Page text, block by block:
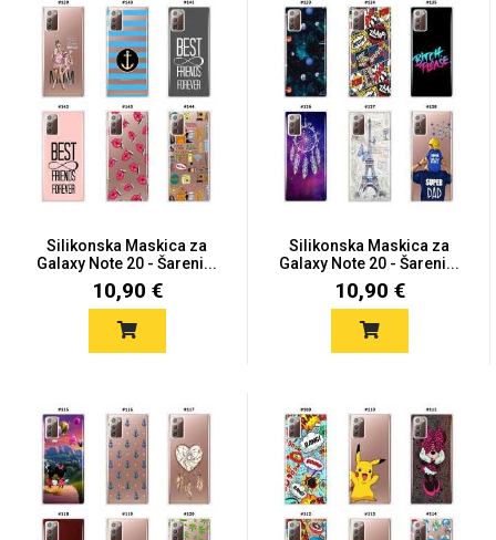
Silikonska Maskica za
Galaxy Note 20 - Šareni...
10,90 €
Silikonska Maskica za
Galaxy Note 20 - Šareni...
10,90 €